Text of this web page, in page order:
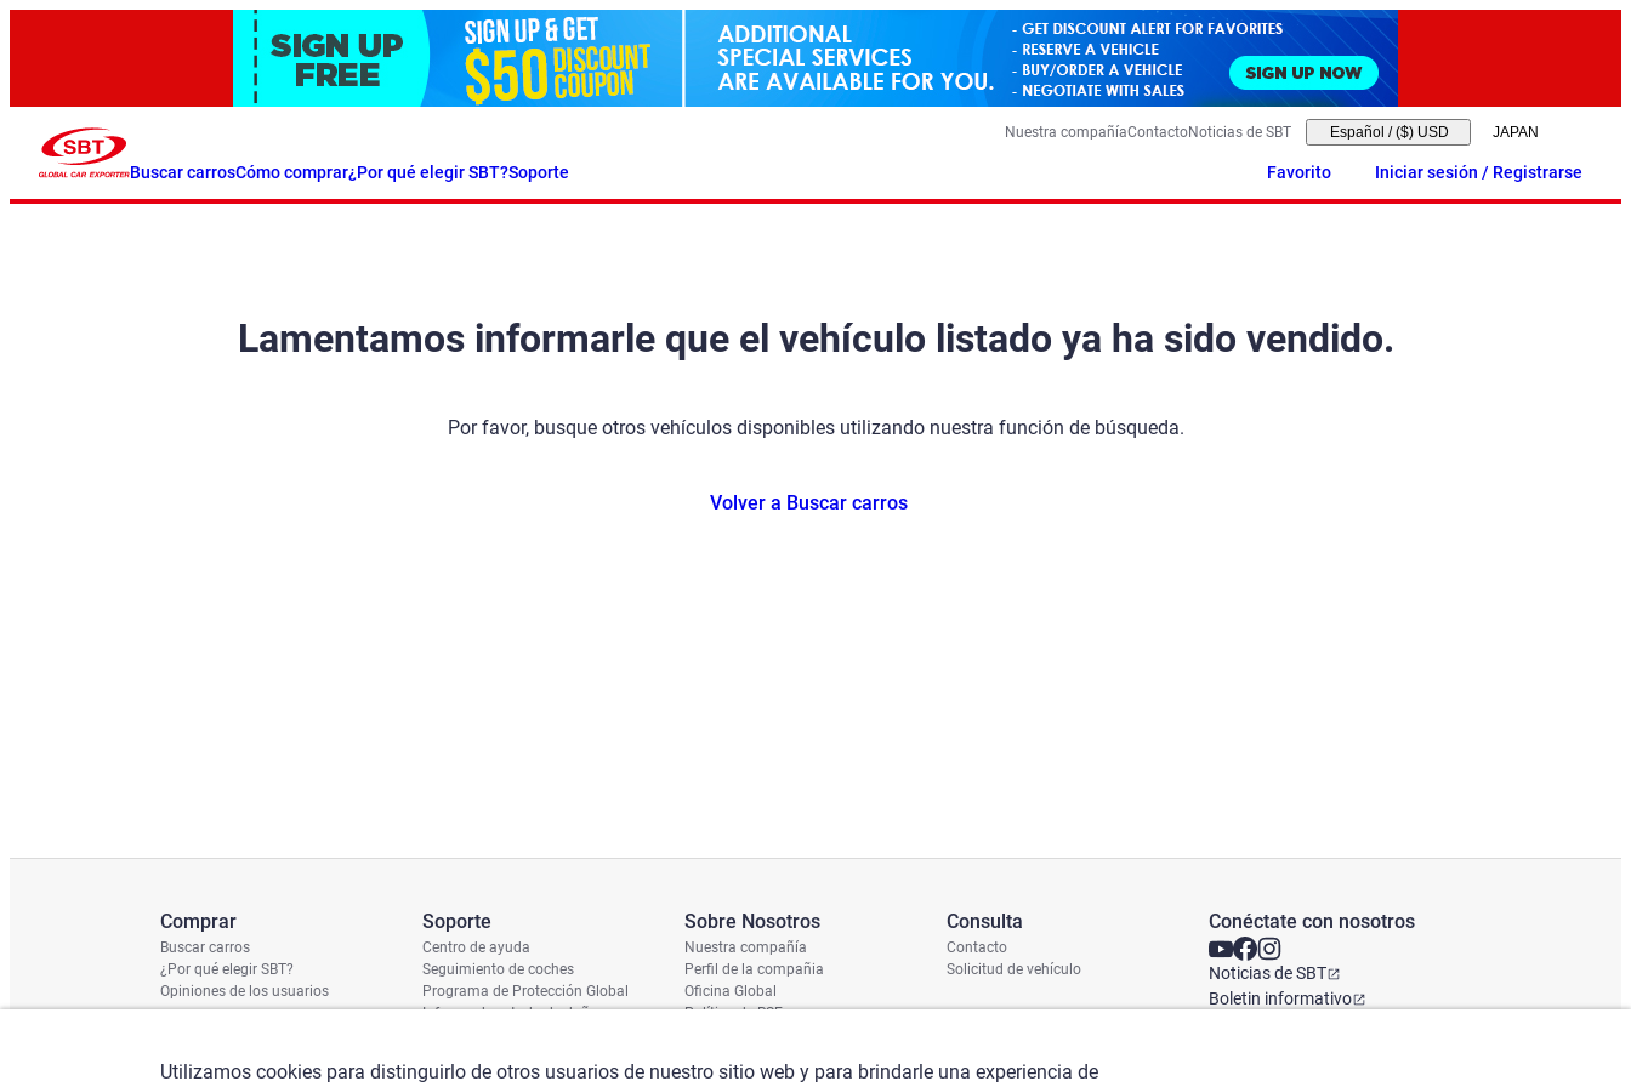
Buscar carrosCómo comprar¿Por qué elegir SBT?Soporte
Nuestra compañíaContactoNoticias de SBT Español / ($) USD
Favorito Iniciar sesión / Registrarse
Lamentamos informarle que el vehículo listado ya ha sido vendido.
Por favor, busque otros vehículos disponibles utilizando nuestra función de búsqueda.
Volver a Buscar carros
Comprar
Buscar carros
¿Por qué elegir SBT?
Opiniones de los usuarios
Soporte
Centro de ayuda
Seguimiento de coches
Programa de Protección Global
Informe de estado de daños
Sobre Nosotros
Nuestra compañía
Perfil de la compañia
Oficina Global
Política de RSE
Consulta
Contacto
Solicitud de vehículo
Conéctate con nosotros
Noticias de SBT
Boletin informativo
Utilizamos cookies para distinguirlo de otros usuarios de nuestro sitio web y para brindarle una experiencia de